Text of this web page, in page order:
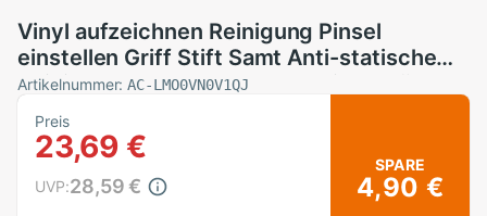
Vinyl aufzeichnen Reinigung Pinsel
einstellen Griff Stift Samt Anti-statische
Reiniger Bausatz Schrubben Pinsel Für
Plattenspieler LP Phonographen
Aufzeichnungen
Artikelnummer:AC-LMO0VN0V1QJ
Preis
23,69 €
UVP:28,59 €
SPARE
4,90 €